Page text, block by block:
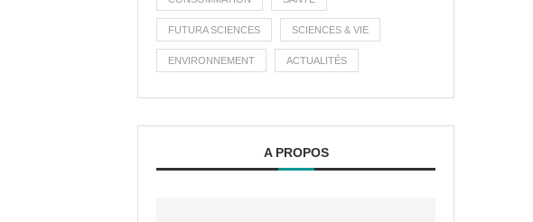
FUTURA SCIENCES SCIENCES & VIE
ENVIRONNEMENT ACTUALITÉS
A PROPOS